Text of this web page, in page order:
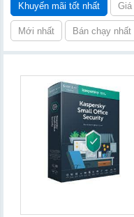
Khuyến mãi tốt nhất Giá
Mới nhất Bán chạy nhất